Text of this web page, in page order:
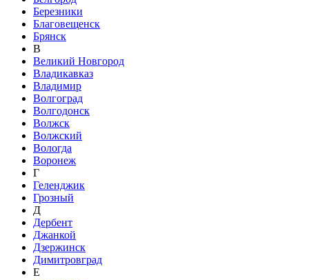
Березники
Благовещенск
Брянск
В
Великий Новгород
Владикавказ
Владимир
Волгоград
Волгодонск
Волжск
Волжский
Вологда
Воронеж
Г
Геленджик
Грозный
Д
Дербент
Джанкой
Дзержинск
Димитровград
Е